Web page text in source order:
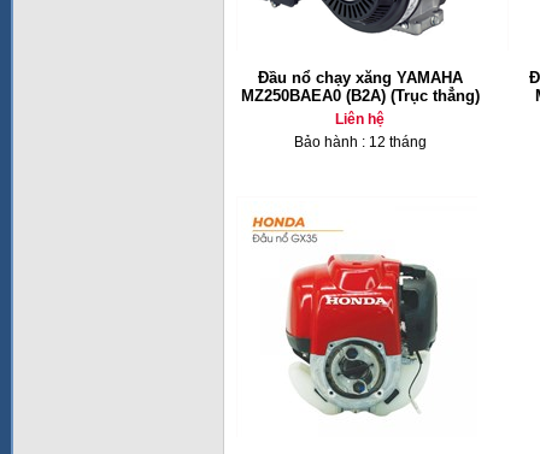
Đầu nổ chạy xăng YAMAHA
MZ250BAEA0 (B2A) (Trục thẳng)
Liên hệ
Bảo hành : 12 tháng